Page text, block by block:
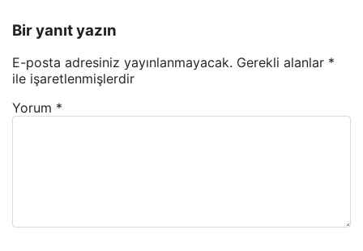
Bir yanıt yazın
E-posta adresiniz yayınlanmayacak. Gerekli alanlar *
ile işaretlenmişlerdir
Yorum *